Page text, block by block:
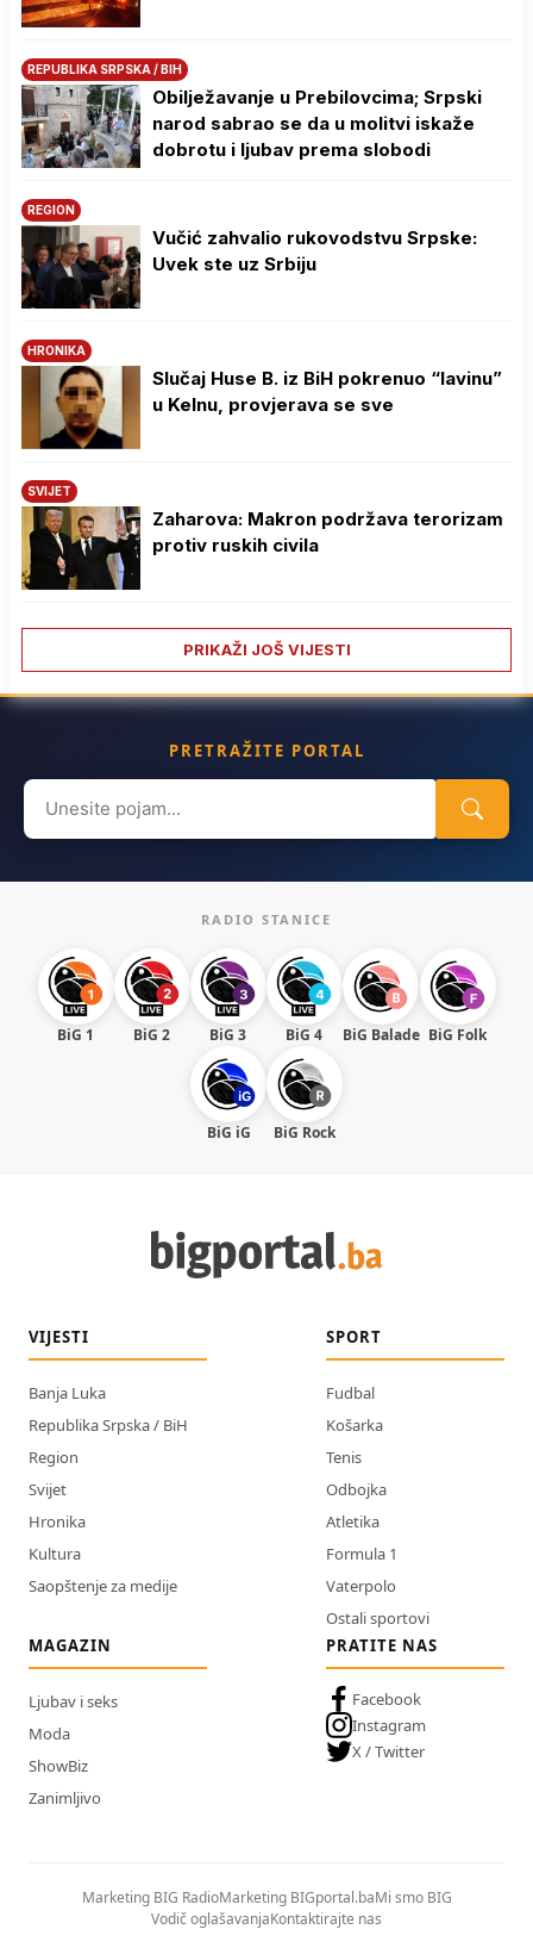
REPUBLIKA SRPSKA / BIH
Obilježavanje u Prebilovcima; Srpski
narod sabrao se da u molitvi iskaže
dobrotu i ljubav prema slobodi
REGION
Vučić zahvalio rukovodstvu Srpske:
Uvek ste uz Srbiju
HRONIKA
Slučaj Huse B. iz BiH pokrenuo “lavinu”
u Kelnu, provjerava se sve
SVIJET
Zaharova: Makron podržava terorizam
protiv ruskih civila
PRIKAŽI JOŠ VIJESTI
PRETRAŽITE PORTAL
Search
for:
RADIO STANICE
BiG 1 BiG 2 BiG 3 BiG 4 BiG Balade BiG Folk
BiG iG BiG Rock
VIJESTI
Banja Luka
Republika Srpska / BiH
Region
Svijet
Hronika
Kultura
Saopštenje za medije
SPORT
Fudbal
Košarka
Tenis
Odbojka
Atletika
Formula 1
Vaterpolo
Ostali sportovi
MAGAZIN
Ljubav i seks
Moda
ShowBiz
Zanimljivo
PRATITE NAS
Facebook
Instagram
X / Twitter
Marketing BIG RadioMarketing BIGportal.baMi smo BIG
Vodič oglašavanjaKontaktirajte nas